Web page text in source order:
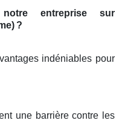
entreprise sur
?
indéniables pour
une barrière contre les